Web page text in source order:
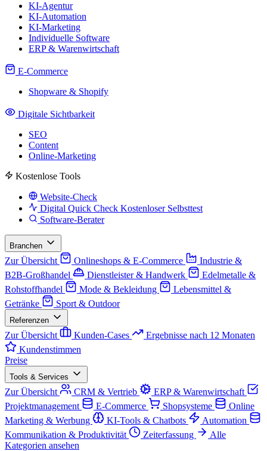
KI-Agentur
KI-Automation
KI-Marketing
Individuelle Software
ERP & Warenwirtschaft
E-Commerce
Shopware & Shopify
Digitale Sichtbarkeit
SEO
Content
Online-Marketing
Kostenlose Tools
Website-Check
Digital Quick Check Kostenloser Selbsttest
Software-Berater
Branchen
Zur Übersicht Onlineshops & E-Commerce
Industrie &
B2B-Großhandel
Dienstleister & Handwerk
Edelmetalle &
Rohstoffhandel
Mode & Bekleidung
Lebensmittel &
Getränke
Sport & Outdoor
Referenzen
Zur Übersicht Kunden-Cases
Ergebnisse nach 12 Monaten
Kundenstimmen
Preise
Tools & Services
Zur Übersicht CRM & Vertrieb
ERP & Warenwirtschaft
Projektmanagement
E-Commerce Shopsysteme
Online
Marketing & Werbung
KI-Tools & Chatbots
Automation
Kommunikation & Produktivität
Zeiterfassung
Alle
Kategorien ansehen